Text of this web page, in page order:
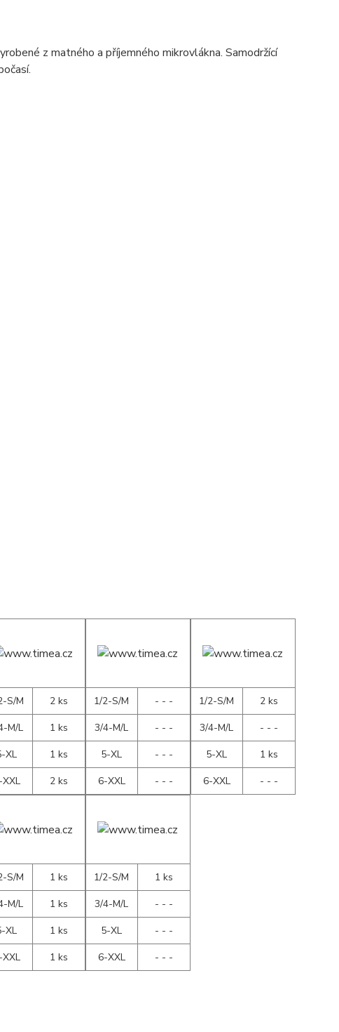
z matného a příjemného mikrovlákna. Samodržící
S/M
2 ks
M/L
1 ks
XL
1 ks
2 ks
1/2-S/M
- - -
3/4-M/L
- - -
5-XL
- - -
6-XXL
- - -
1/2-S/M
2 ks
3/4-M/L
- - -
5-XL
1 ks
6-XXL
- - -
S/M
1 ks
M/L
1 ks
XL
1 ks
1 ks
1/2-S/M
1 ks
3/4-M/L
- - -
5-XL
- - -
6-XXL
- - -